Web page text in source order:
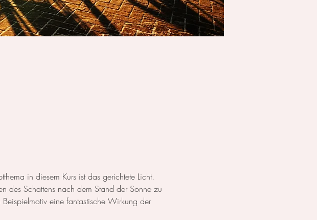
in diesem Kurs ist das gerichtete Licht.
des Schattens nach dem Stand der Sonne zu
eine fantastische Wirkung der